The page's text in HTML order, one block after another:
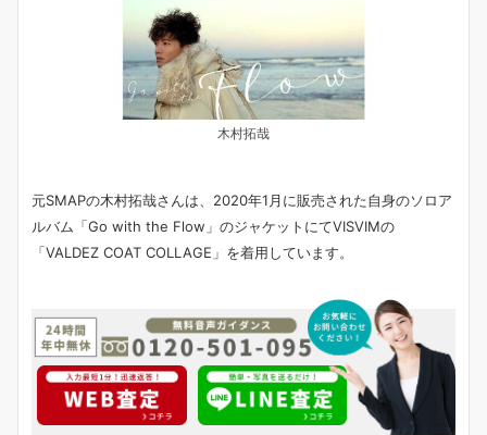
木村拓哉
元SMAPの木村拓哉さんは、2020年1月に販売された自身のソロア
ルバム「Go with the Flow」のジャケットにてVISVIMの
「VALDEZ COAT COLLAGE」を着用しています。